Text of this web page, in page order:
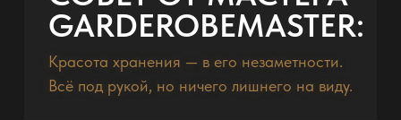
GARDEROBEMASTER:
Красота хранения — в его незаметности.
Всё под рукой, но ничего лишнего на виду.